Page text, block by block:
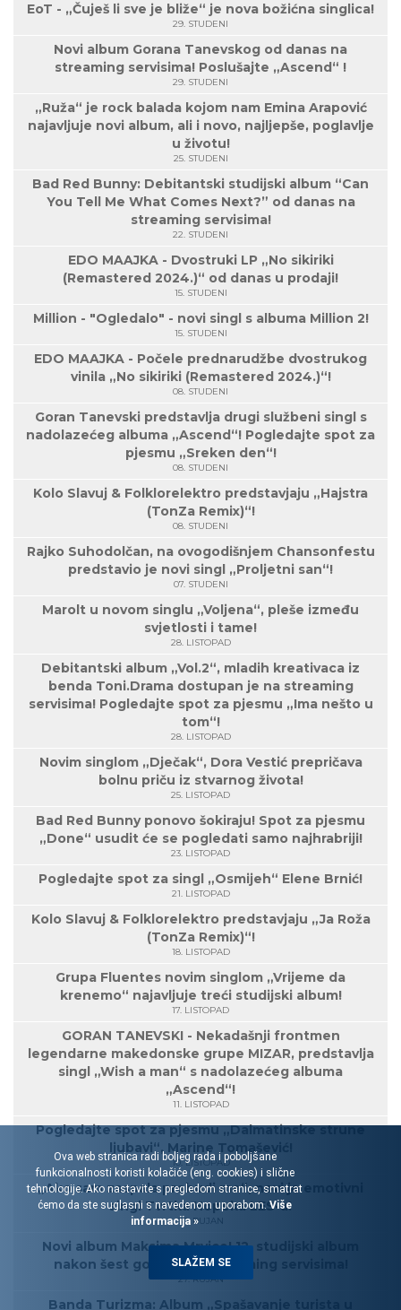
EoT - „Čuješ li sve je bliže“ je nova božićna singlica!
29. STUDENI
Novi album Gorana Tanevskog od danas na
streaming servisima! Poslušajte „Ascend“ !
29. STUDENI
„Ruža“ je rock balada kojom nam Emina Arapović
najavljuje novi album, ali i novo, najljepše, poglavlje
u životu!
25. STUDENI
Bad Red Bunny: Debitantski studijski album “Can
You Tell Me What Comes Next?” od danas na
streaming servisima!
22. STUDENI
EDO MAAJKA - Dvostruki LP „No sikiriki
(Remastered 2024.)“ od danas u prodaji!
15. STUDENI
Million - "Ogledalo" - novi singl s albuma Million 2!
15. STUDENI
EDO MAAJKA - Počele prednarudžbe dvostrukog
vinila „No sikiriki (Remastered 2024.)“!
08. STUDENI
Goran Tanevski predstavlja drugi službeni singl s
nadolazećeg albuma „Ascend“! Pogledajte spot za
pjesmu „Sreken den“!
08. STUDENI
Kolo Slavuj & Folklorelektro predstavjaju „Hajstra
(TonZa Remix)“!
08. STUDENI
Rajko Suhodolčan, na ovogodišnjem Chansonfestu
predstavio je novi singl „Proljetni san“!
07. STUDENI
Marolt u novom singlu „Voljena“, pleše između
svjetlosti i tame!
28. LISTOPAD
Debitantski album „Vol.2“, mladih kreativaca iz
benda Toni.Drama dostupan je na streaming
servisima! Pogledajte spot za pjesmu „Ima nešto u
tom“!
28. LISTOPAD
Novim singlom „Dječak“, Dora Vestić prepričava
bolnu priču iz stvarnog života!
25. LISTOPAD
Bad Red Bunny ponovo šokiraju! Spot za pjesmu
„Done“ usudit će se pogledati samo najhrabriji!
23. LISTOPAD
Pogledajte spot za singl „Osmijeh“ Elene Brnić!
21. LISTOPAD
Kolo Slavuj & Folklorelektro predstavjaju „Ja Roža
(TonZa Remix)“!
18. LISTOPAD
Grupa Fluentes novim singlom „Vrijeme da
krenemo“ najavljuje treći studijski album!
17. LISTOPAD
GORAN TANEVSKI - Nekadašnji frontmen
legendarne makedonske grupe MIZAR, predstavlja
singl „Wish a man“ s nadolazećeg albuma
„Ascend“!
11. LISTOPAD
Pogledajte spot za pjesmu „Dalmatinske strune
ljubavi“, Marine Tomašević!
10. LISTOPAD
„Ako sam zaspala probudi me“, novi je emotivni
singl Tvrtka Hopeka LES-a!
30. RUJAN
Novi album Maksima Mrvice! 12. studijski album
nakon šest godina, na streaming servisima!
27. RUJAN
Banda Turizma: Album „Spašavanje turista u
Ova web stranica radi boljeg rada i poboljšane
funkcionalnosti koristi kolačiće (eng. cookies) i slične
tehnologije. Ako nastavite s pregledom stranice, smatrat
ćemo da ste suglasni s navedenom uporabom.Više
informacija »
SLAŽEM SE